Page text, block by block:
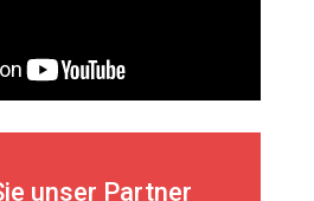
unser Partner